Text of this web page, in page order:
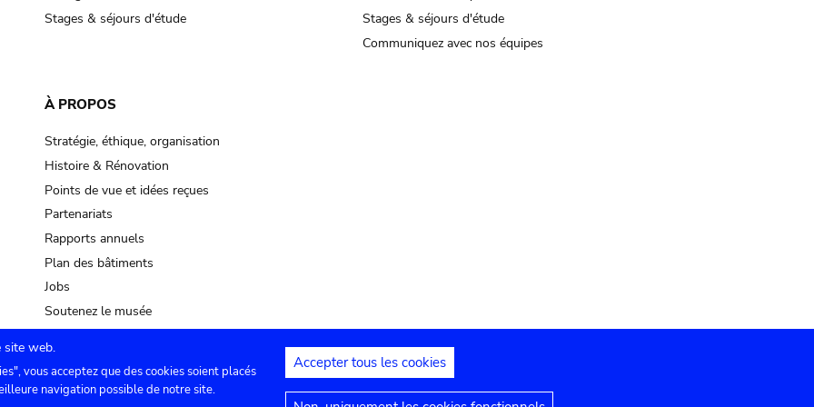
Stages & séjours d'étude
Stages & séjours d'étude
Communiquez avec nos équipes
À PROPOS
Stratégie, éthique, organisation
Histoire & Rénovation
Points de vue et idées reçues
Partenariats
Rapports annuels
Plan des bâtiments
Jobs
Soutenez le musée
Contact Paramètres de confidentialité Mentions juridiques Déclaration d'accessibilité
site web.
vous acceptez que des cookies soient placés
navigation possible de notre site.
Accepter tous les cookies